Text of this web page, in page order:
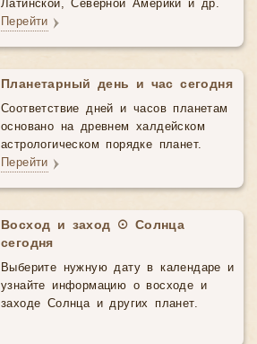
Латинской, Северной Америки и др.
Перейти
Планетарный день и час сегодня
Соответствие дней и часов планетам
основано на древнем халдейском
астрологическом порядке планет.
Перейти
Восход и заход ☉ Солнца
сегодня
Выберите нужную дату в календаре и
узнайте информацию о восходе и
заходе Солнца и других планет.